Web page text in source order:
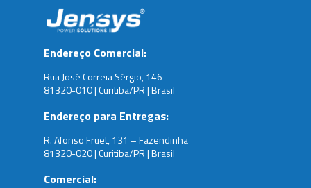
Endereço Comercial:
Rua José Correia Sérgio, 146
81320-010 | Curitiba/PR | Brasil
Endereço para Entregas:
R. Afonso Fruet, 131 – Fazendinha
81320-020 | Curitiba/PR | Brasil
Comercial: